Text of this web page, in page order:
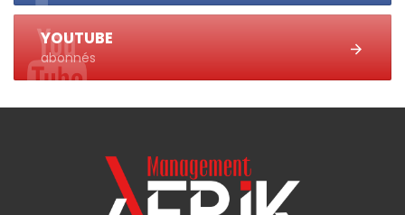
YOUTUBE
abonnés